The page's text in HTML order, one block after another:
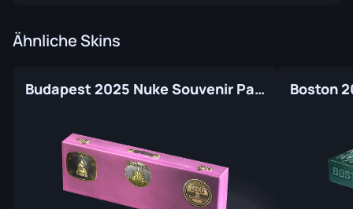
Ähnliche Skins
Budapest 2025 Nuke Souvenir Package